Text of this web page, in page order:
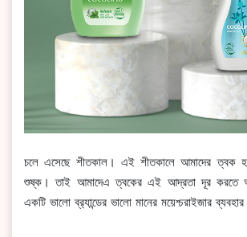
চলে এসেছে শীতকাল। এই শীতকালে আমাদের ত্বক
শুষ্ক। তাই আমাদেএ ত্বকের এই আদ্রতা দূর করতে
একটি ভালো ব্র‍্যান্ডের ভালো মানের ময়েশ্চরাইজার